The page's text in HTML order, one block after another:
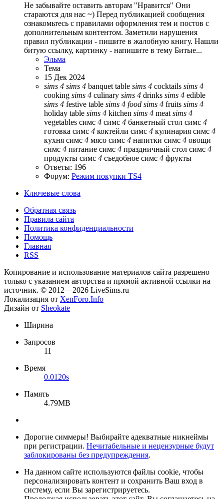
Не забывайте оставить авторам "Нравится" Они
стараются для нас ~) Перед публикацией сообщения
ознакомьтесь с правилами оформления тем и постов с
дополнительным контентом. Заметили нарушения
правил публикации - пишите в жалобную книгу. Нашли
битую ссылку, картинку - напишите в тему Битые...
Эльма
Тема
15 Дек 2024
sims 4 sims 4 banquet table sims 4 cocktails sims 4
cooking sims 4 culinary sims 4 drinks sims 4 edible
sims 4 festive table sims 4 food sims 4 fruits sims 4
holiday table sims 4 kitchen sims 4 meat sims 4
vegetables симс 4 симс 4 банкетный стол симс 4
готовка симс 4 коктейли симс 4 кулинария симс 4
кухня симс 4 мясо симс 4 напитки симс 4 овощи
симс 4 питание симс 4 праздничный стол симс 4
продукты симс 4 съедобное симс 4 фрукты
Ответы: 196
Форум: Режим покупки TS4
Ключевые слова
Обратная связь
Правила сайта
Политика конфиденциальности
Помощь
Главная
RSS
Копирование и использование материалов сайта разрешено
только с указанием авторства и прямой активной ссылки на
источник. © 2012—2026 LiveSims.ru
Локализация от XenForo.Info
Дизайн от Sheokate
Ширина
Запросов
11
Время
0.0120s
Память
4.79MB
Дорогие симмеры! Выбирайте адекватные никнеймы
при регистрации. Нечитабельные и нецензурные будут
заблокированы без предупреждения.
На данном сайте используются файлы cookie, чтобы
персонализировать контент и сохранить Ваш вход в
систему, если Вы зарегистрируетесь.